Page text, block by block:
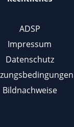
ADSP
Impressum
Datenschutz
Bildnachweise